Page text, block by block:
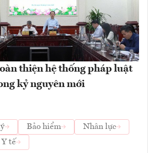
thiện hệ thống pháp luật
kỷ nguyên mới
Bảo hiểm
Nhân lực
Y tế